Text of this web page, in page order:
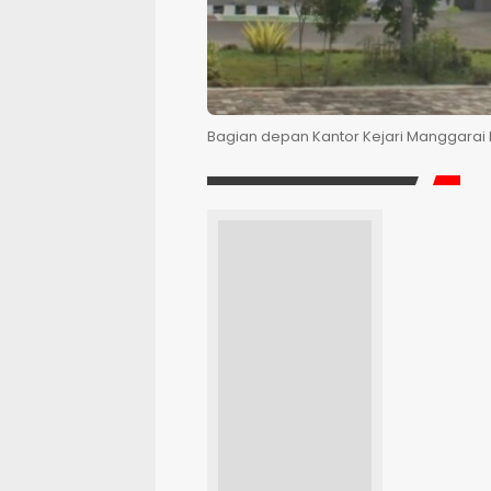
Bagian depan Kantor Kejari